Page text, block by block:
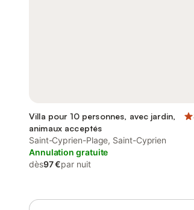
Villa pour 10 personnes, avec jardin,
animaux acceptés
Saint-Cyprien-Plage, Saint-Cyprien
Annulation gratuite
dès97 €par nuit